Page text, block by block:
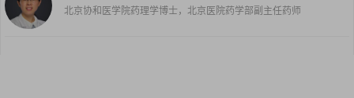
北京协和医学院药理学博士，北京医院药学部副主任药师